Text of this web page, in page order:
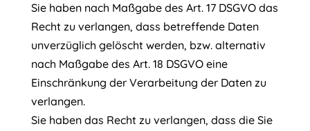
Sie haben nach Maßgabe des Art. 17 DSGVO das
Recht zu verlangen, dass betreffende Daten
unverzüglich gelöscht werden, bzw. alternativ
nach Maßgabe des Art. 18 DSGVO eine
Einschränkung der Verarbeitung der Daten zu
verlangen.
Sie haben das Recht zu verlangen, dass die Sie